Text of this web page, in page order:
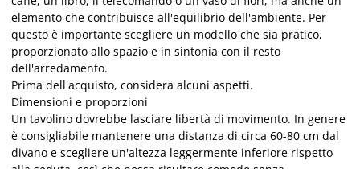
elemento che contribuisce all'equilibrio dell'ambiente. Per
questo è importante scegliere un modello che sia pratico,
proporzionato allo spazio e in sintonia con il resto
dell'arredamento.
Prima dell'acquisto, considera alcuni aspetti.
Dimensioni e proporzioni
Un tavolino dovrebbe lasciare libertà di movimento. In genere
è consigliabile mantenere una distanza di circa 60-80 cm dal
divano e scegliere un'altezza leggermente inferiore rispetto